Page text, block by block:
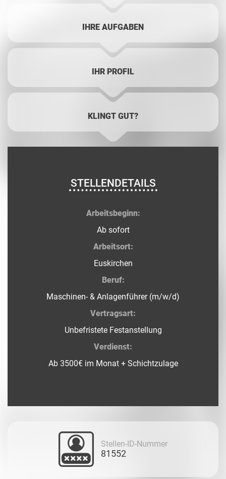
IHRE AUFGABEN
IHR PROFIL
KLINGT GUT?
STELLENDETAILS
Arbeitsbeginn:
Ab sofort
Arbeitsort:
Euskirchen
Beruf:
Maschinen- & Anlagenführer (m/w/d)
Vertragsart:
Unbefristete Festanstellung
Verdienst:
Ab 3500€ im Monat + Schichtzulage
Stellen-ID-Nummer
81552